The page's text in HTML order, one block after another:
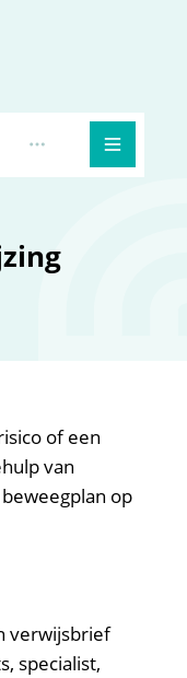
Toon meerMenu
of een
van
op
verwijsbrief
specialist,